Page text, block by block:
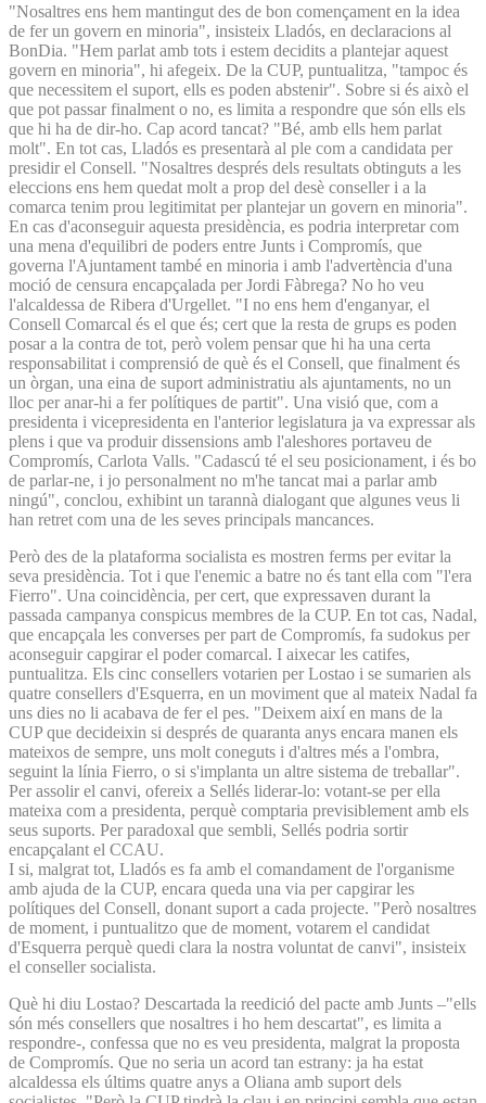
"Nosaltres ens hem mantingut des de bon començament en la idea
de fer un govern en minoria", insisteix Lladós, en declaracions al
BonDia. "Hem parlat amb tots i estem decidits a plantejar aquest
govern en minoria", hi afegeix. De la CUP, puntualitza, "tampoc és
que necessitem el suport, ells es poden abstenir". Sobre si és això el
que pot passar finalment o no, es limita a respondre que són ells els
que hi ha de dir-ho. Cap acord tancat? "Bé, amb ells hem parlat
molt". En tot cas, Lladós es presentarà al ple com a candidata per
presidir el Consell. "Nosaltres després dels resultats obtinguts a les
eleccions ens hem quedat molt a prop del desè conseller i a la
comarca tenim prou legitimitat per plantejar un govern en minoria".
En cas d'aconseguir aquesta presidència, es podria interpretar com
una mena d'equilibri de poders entre Junts i Compromís, que
governa l'Ajuntament també en minoria i amb l'advertència d'una
moció de censura encapçalada per Jordi Fàbrega? No ho veu
l'alcaldessa de Ribera d'Urgellet. "I no ens hem d'enganyar, el
Consell Comarcal és el que és; cert que la resta de grups es poden
posar a la contra de tot, però volem pensar que hi ha una certa
responsabilitat i comprensió de què és el Consell, que finalment és
un òrgan, una eina de suport administratiu als ajuntaments, no un
lloc per anar-hi a fer polítiques de partit". Una visió que, com a
presidenta i vicepresidenta en l'anterior legislatura ja va expressar als
plens i que va produir dissensions amb l'aleshores portaveu de
Compromís, Carlota Valls. "Cadascú té el seu posicionament, i és bo
de parlar-ne, i jo personalment no m'he tancat mai a parlar amb
ningú", conclou, exhibint un tarannà dialogant que algunes veus li
han retret com una de les seves principals mancances.
Però des de la plataforma socialista es mostren ferms per evitar la
seva presidència. Tot i que l'enemic a batre no és tant ella com "l'era
Fierro". Una coincidència, per cert, que expressaven durant la
passada campanya conspicus membres de la CUP. En tot cas, Nadal,
que encapçala les converses per part de Compromís, fa sudokus per
aconseguir capgirar el poder comarcal. I aixecar les catifes,
puntualitza. Els cinc consellers votarien per Lostao i se sumarien als
quatre consellers d'Esquerra, en un moviment que al mateix Nadal fa
uns dies no li acabava de fer el pes. "Deixem així en mans de la
CUP que decideixin si després de quaranta anys encara manen els
mateixos de sempre, uns molt coneguts i d'altres més a l'ombra,
seguint la línia Fierro, o si s'implanta un altre sistema de treballar".
Per assolir el canvi, ofereix a Sellés liderar-lo: votant-se per ella
mateixa com a presidenta, perquè comptaria previsiblement amb els
seus suports. Per paradoxal que sembli, Sellés podria sortir
encapçalant el CCAU.
I si, malgrat tot, Lladós es fa amb el comandament de l'organisme
amb ajuda de la CUP, encara queda una via per capgirar les
polítiques del Consell, donant suport a cada projecte. "Però nosaltres
de moment, i puntualitzo que de moment, votarem el candidat
d'Esquerra perquè quedi clara la nostra voluntat de canvi", insisteix
el conseller socialista.
Què hi diu Lostao? Descartada la reedició del pacte amb Junts –"ells
són més consellers que nosaltres i ho hem descartat", es limita a
respondre-, confessa que no es veu presidenta, malgrat la proposta
de Compromís. Que no seria un acord tan estrany: ja ha estat
alcaldessa els últims quatre anys a Oliana amb suport dels